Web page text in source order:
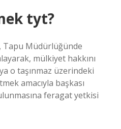
tyt?
Tapu Müdürlüğünde
mülkiyet hakkını
o taşınmaz üzerindeki
amacıyla başkası
feragat yetkisi